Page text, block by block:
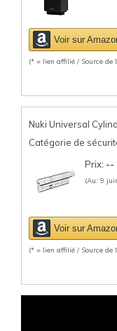
Voir sur
(* = lien affilié / Source de
Nuki Universal
Catégorie de
Prix: --
(Au: 9
Voir sur
(* = lien affilié / Source de